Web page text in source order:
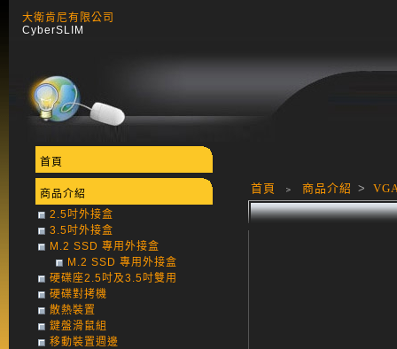
大衛肯尼有限公司
CyberSLIM
首頁 ﹥ 商品介紹 >
首頁
商品介紹
2.5吋外接盒
3.5吋外接盒
M.2 SSD 專用外接盒
M.2 SSD 專用外接盒
硬碟座2.5吋及3.5吋雙用
硬碟對拷機
散熱裝置
鍵盤滑鼠組
移動裝置週邊